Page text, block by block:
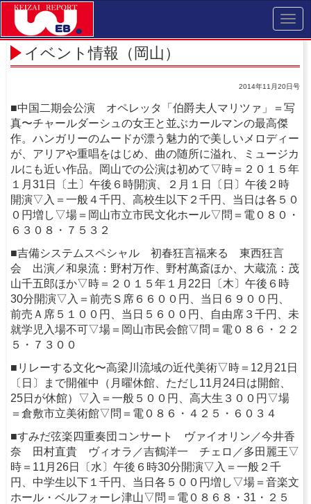
イベント情報（岡山）
2014年11月20日号
■中国二期会公演 オペレッタ「伯爵夫人マリツァ」＝写
真〜チャールダーシュの女王と並ぶカールマンの最高傑
作。ハンガリーのムードが漂う魅力的で美しいメロディー
が、アリアや重唱をはじめ、曲の随所に溢れ、ミュージカ
ルにも近い作品。岡山での公演は初めて▽時＝２０１５年
１月31日〔土〕午後６時開演、２月１日〔日〕午後２時
開演▽入＝一般４千円、高校生以下２千円、当日は各５０
０円増し▽場＝岡山市立市民文化ホール▽問＝電０８０・
６３０８・７５３２
■吉備システムスペシャル 初春狂言福来る 東西狂言
会 出演／和泉流：野村万作、野村萬斎ほか、大蔵流：茂
山千五郎ほか▽時＝２０１５年１月22日〔木〕午後６時
30分開演▽入＝前売Ｓ席６６００円、当日６９００円、
前売Ａ席５１００円、当日５６００円、自由席３千円、未
就学児入場不可▽場＝岡山市民会館▽問＝電０８６・２２
５・７３００
■リレーする文化〜高梁川流域の近代美術▽時＝12月21日
〔日〕まで開催中（月曜休館、ただし11月24日は開館、
25日が休館）▽入＝一般５００円、高大生３００円▽場
＝倉敷市立美術館▽問＝電０８６・４２５・６０３４
■すみだ弦楽四重奏団コンサート ヴァイオリン／今井香
奈 田村直貴 ヴィオラ／吉鶴洋一 チェロ／多田麗王▽
時＝11月26日〔水〕午後６時30分開演▽入＝一般２千
円、中学生以下１千円、当日各５００円増し▽場＝音楽文
ホール・ベルフォーレ津山▽問＝電０８６８・31・２５